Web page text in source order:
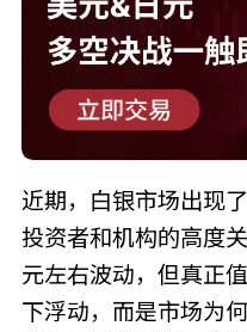
近期，白银市场出现
投资者和机构的高度
元左右波动，但真正
下浮动，而是市场为